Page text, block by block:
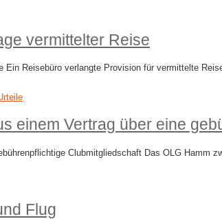
vermittelter Reise
Reisebüro verlangte Provision für vermittelte
einem Vertrag über eine
Clubmitgliedschaft Das OLG Hamm
Flug